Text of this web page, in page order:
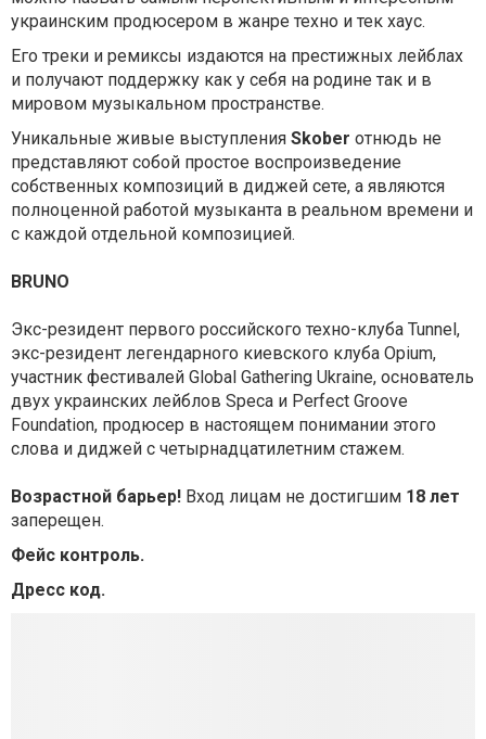
украинским продюсером в жанре техно и тек хаус.
Его треки и ремиксы издаются на престижных лейблах
и получают поддержку как у себя на родине так и в
мировом музыкальном пространстве.
Уникальные живые выступления Skober отнюдь не
представляют собой простое воспроизведение
собственных композиций в диджей сете, а являются
полноценной работой музыканта в реальном времени и
с каждой отдельной композицией.
BRUNO
Экс-резидент первого российского техно-клуба Tunnel,
экс-резидент легендарного киевского клуба Opium,
участник фестивалей Global Gathering Ukraine, основатель
двух украинских лейблов Speca и Perfect Groove
Foundation, продюсер в настоящем понимании этого
слова и диджей с четырнадцатилетним стажем.
Возрастной барьер! Вход лицам не достигшим 18 лет
заперещен.
Фейс контроль.
Дресс код.